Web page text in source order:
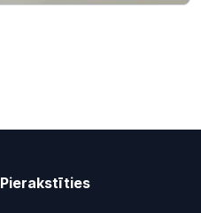
Pierakstīties